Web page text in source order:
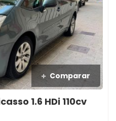
Comparar
1.6 HDi 110cv